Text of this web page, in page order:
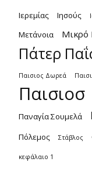
Ιερεμίας Ιησούς
Μετάνοια Μικρό
Πάτερ
Παισιος Δωρεά
Παισιοσ
Παναγία Σουμελά
Πόλεμος Στάβλος
κεφάλαιο 1